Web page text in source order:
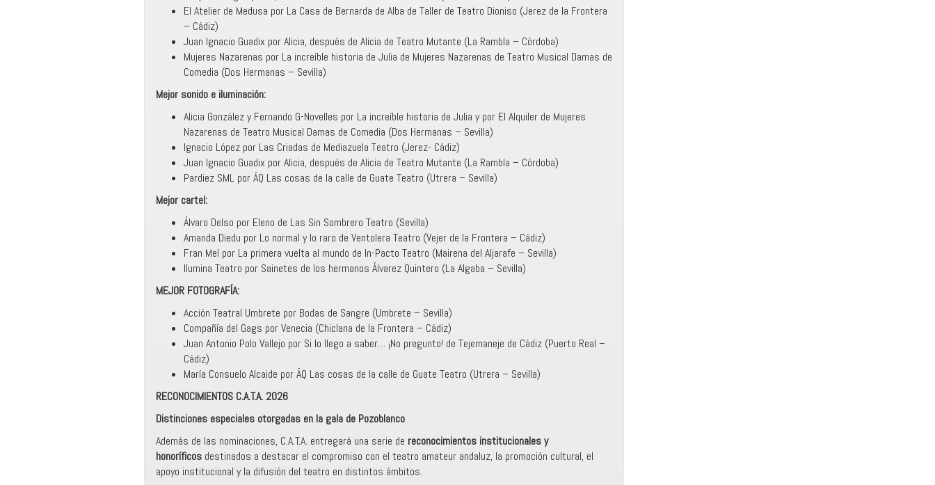
El Atelier de Medusa por La Casa de Bernarda de Alba de Taller de Teatro Dioniso (Jerez de la Frontera
– Cádiz)
Juan Ignacio Guadix por Alicia, después de Alicia de Teatro Mutante (La Rambla – Córdoba)
Mujeres Nazarenas por La increíble historia de Julia de Mujeres Nazarenas de Teatro Musical Damas de
Comedia (Dos Hermanas – Sevilla)
Mejor sonido e iluminación:
Alicia González y Fernando G-Novelles por La increíble historia de Julia y por El Alquiler de Mujeres
Nazarenas de Teatro Musical Damas de Comedia (Dos Hermanas – Sevilla)
Ignacio López por Las Criadas de Mediazuela Teatro (Jerez- Cádiz)
Juan Ignacio Guadix por Alicia, después de Alicia de Teatro Mutante (La Rambla – Córdoba)
Pardiez SML por ÁQ Las cosas de la calle de Guate Teatro (Utrera – Sevilla)
Mejor cartel:
Álvaro Delso por Eleno de Las Sin Sombrero Teatro (Sevilla)
Amanda Diedu por Lo normal y lo raro de Ventolera Teatro (Vejer de la Frontera – Cádiz)
Fran Mel por La primera vuelta al mundo de In-Pacto Teatro (Mairena del Aljarafe – Sevilla)
Ilumina Teatro por Sainetes de los hermanos Álvarez Quintero (La Algaba – Sevilla)
MEJOR FOTOGRAFÍA:
Acción Teatral Umbrete por Bodas de Sangre (Umbrete – Sevilla)
Compañía del Gags por Venecia (Chiclana de la Frontera – Cádiz)
Juan Antonio Polo Vallejo por Si lo llego a saber… ¡No pregunto! de Tejemaneje de Cádiz (Puerto Real –
Cádiz)
María Consuelo Alcaide por ÁQ Las cosas de la calle de Guate Teatro (Utrera – Sevilla)
RECONOCIMIENTOS C.A.T.A. 2026
Distinciones especiales otorgadas en la gala de Pozoblanco
Además de las nominaciones, C.A.T.A. entregará una serie de reconocimientos institucionales y
honoríficos destinados a destacar el compromiso con el teatro amateur andaluz, la promoción cultural, el
apoyo institucional y la difusión del teatro en distintos ámbitos.